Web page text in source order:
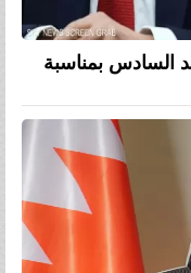
السادس بمناسبة